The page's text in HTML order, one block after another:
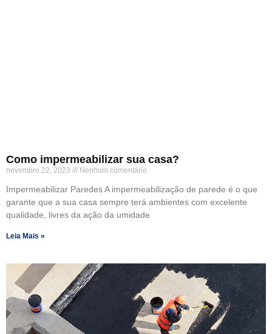
Como impermeabilizar sua casa?
novembro 22, 2023 Nenhum comentário
Impermeabilizar Paredes A impermeabilização de parede é o que
garante que a sua casa sempre terá ambientes com excelente
qualidade, livres da ação da umidade
Leia Mais »